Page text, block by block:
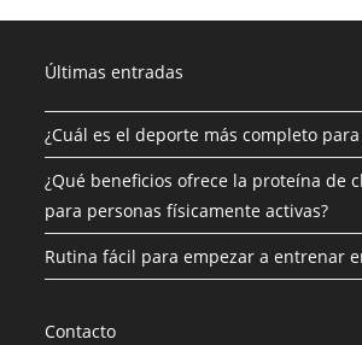
Últimas entradas
¿Cuál es el deporte más completo
¿Qué beneficios ofrece la proteína de
para personas físicamente activas?
Rutina fácil para empezar a entrenar
Contacto